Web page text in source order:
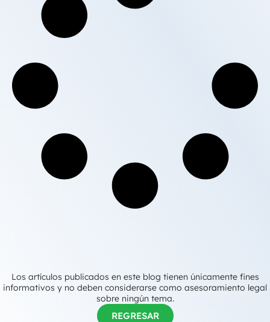
Los artículos publicados en este blog tienen únicamente fines
informativos y no deben considerarse como asesoramiento legal
sobre ningún tema.
REGRESAR